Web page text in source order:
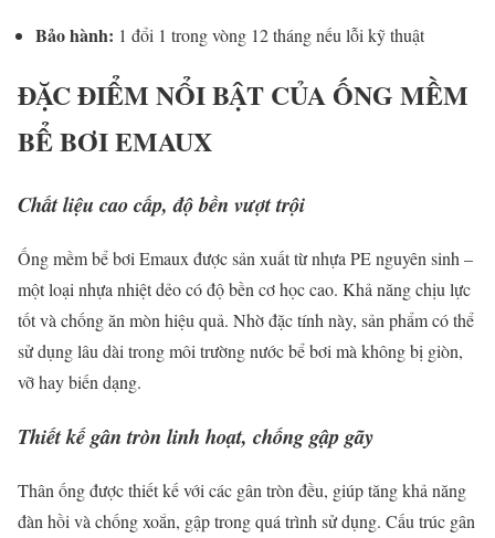
Bảo hành: 1 đổi 1 trong vòng 12 tháng nếu lỗi kỹ thuật
ĐẶC ĐIỂM NỔI BẬT CỦA ỐNG MỀM
BỂ BƠI EMAUX
Chất liệu cao cấp, độ bền vượt trội
Ống mềm bể bơi Emaux được sản xuất từ nhựa PE nguyên sinh –
một loại nhựa nhiệt dẻo có độ bền cơ học cao. Khả năng chịu lực
tốt và chống ăn mòn hiệu quả. Nhờ đặc tính này, sản phẩm có thể
sử dụng lâu dài trong môi trường nước bể bơi mà không bị giòn,
vỡ hay biến dạng.
Thiết kế gân tròn linh hoạt, chống gập gãy
Thân ống được thiết kế với các gân tròn đều, giúp tăng khả năng
đàn hồi và chống xoắn, gập trong quá trình sử dụng. Cấu trúc gân